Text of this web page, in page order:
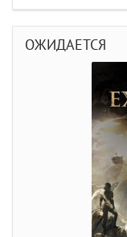
ОЖИДАЕТСЯ